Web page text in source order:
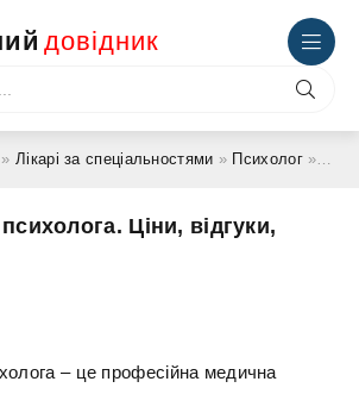
довідник
»Лікарі за спеціальностями » Психолог» Консультація психолога. Ціни, відгуки, рейтинги
Ціни, відгуки,
– це професійна медична